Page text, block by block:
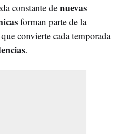
constante de nuevas
forman parte de la
convierte cada temporada
.